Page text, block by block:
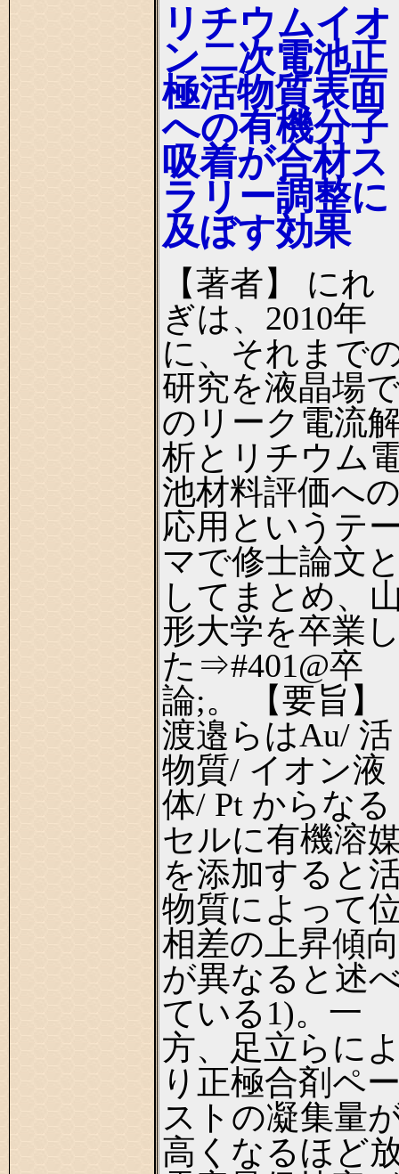
リチウムイオ
ン二次電池正
極活物質表面
への有機分子
吸着が合材ス
ラリー調整に
及ぼす効果
【著者】 にれ
ぎは、2010年
に、それまで
研究を液晶場
のリーク電流
析とリチウム
池材料評価へ
応用というテ
マで修士論文
してまとめ、
形大学を卒業
た⇒#401@卒
論;。 【要旨】
渡邉らはAu/ 活
物質/ イオン液
体/ Pt からなる
セルに有機溶
を添加すると
物質によって
相差の上昇傾向
が異なると述
ている1)。一
方、足立らに
り正極合剤ペ
ストの凝集量
高くなるほど